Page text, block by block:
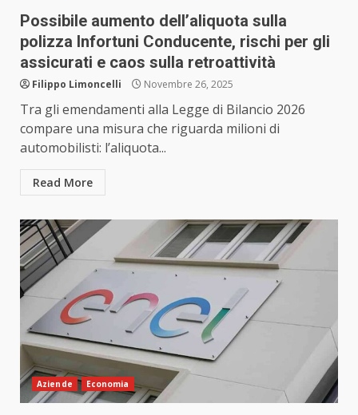
Possibile aumento dell’aliquota sulla
polizza Infortuni Conducente, rischi per gli
assicurati e caos sulla retroattività
Filippo Limoncelli Novembre 26, 2025
Tra gli emendamenti alla Legge di Bilancio 2026
compare una misura che riguarda milioni di
automobilisti: l’aliquota...
Read More
Aziende Economia